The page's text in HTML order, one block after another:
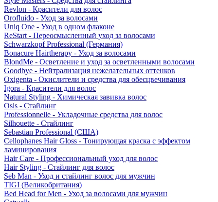
Revlon - Красители для волос
Orofluido - Уход за волосами
Uniq One - Уход в одном флаконе
ReStart - Переосмысленный уход за волосами
Schwarzkopf Professional (Германия)
Bonacure Hairtherapy - Уход за волосами
BlondMe - Осветление и уход за осветленными волосами
Goodbye - Нейтрализация нежелательных оттенков
Oxigenta - Окислители и средства для обесцвечивания
Igora - Красители для волос
Natural Styling - Химическая завивка волос
Osis - Стайлинг
Professionnelle - Укладочные средства для волос
Silhouette - Стайлинг
Sebastian Professional (США)
Cellophanes Hair Gloss - Тонирующая краска с эффектом
ламинирования
Hair Care - Профессиональный уход для волос
Hair Styling - Стайлинг для волос
Seb Man - Уход и стайлинг волос для мужчин
TIGI (Великобритания)
Bed Head for Men - Уход за волосами для мужчин